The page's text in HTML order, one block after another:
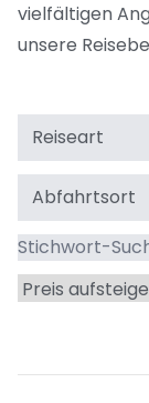
vielfältigen
unsere
Reiseart
Abfahrtsort
Stichwort-
Suche
Sortieren